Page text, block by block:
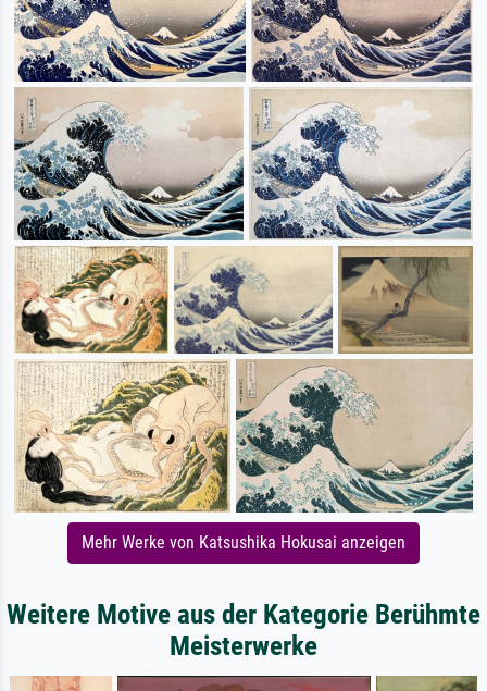
Mehr Werke von Katsushika Hokusai anzeigen
Weitere Motive aus der Kategorie Berühmte
Meisterwerke